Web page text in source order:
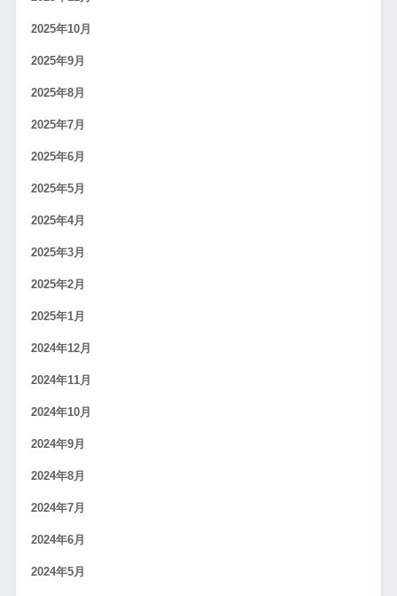
2025年10月
2025年9月
2025年8月
2025年7月
2025年6月
2025年5月
2025年4月
2025年3月
2025年2月
2025年1月
2024年12月
2024年11月
2024年10月
2024年9月
2024年8月
2024年7月
2024年6月
2024年5月